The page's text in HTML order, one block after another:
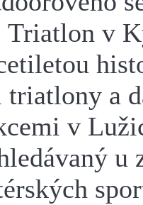
v
triatlony a
v
u